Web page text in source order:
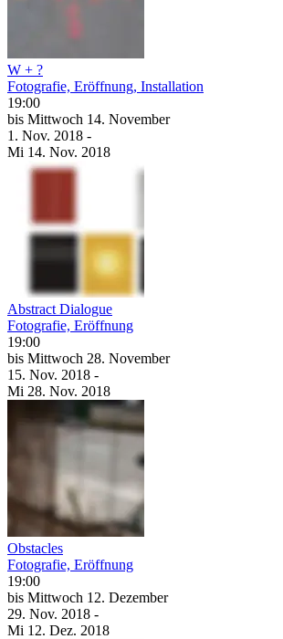
W + ?
Fotografie, Eröffnung, Installation
19:00
bis Mittwoch 14. November
1. Nov. 2018 -
Mi 14. Nov. 2018
Abstract Dialogue
Fotografie, Eröffnung
19:00
bis Mittwoch 28. November
15. Nov. 2018 -
Mi 28. Nov. 2018
Obstacles
Fotografie, Eröffnung
19:00
bis Mittwoch 12. Dezember
29. Nov. 2018 -
Mi 12. Dez. 2018